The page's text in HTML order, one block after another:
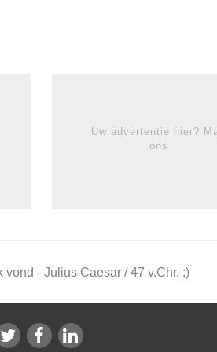
Uw advertentie hier?
ons
vond - Julius Caesar / 47 v.Chr. ;)